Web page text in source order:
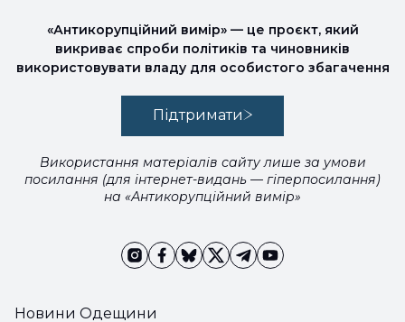
Новини Одещини
«Антикорупційний вимір» — це проєкт, який
викриває спроби політиків та чиновників
використовувати владу для особистого збагачення
Підтримати
Використання матеріалів сайту лише за умови
посилання (для інтернет-видань — гіперпосилання)
на «Антикорупційний вимір»